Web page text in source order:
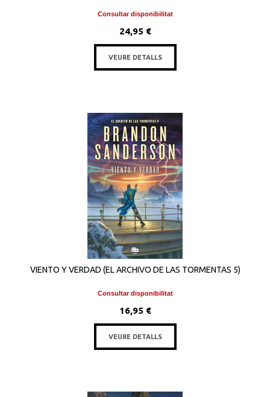
Consultar disponibilitat
24,95 €
VEURE DETALLS
VIENTO Y VERDAD (EL ARCHIVO DE LAS TORMENTAS 5)
Consultar disponibilitat
16,95 €
VEURE DETALLS